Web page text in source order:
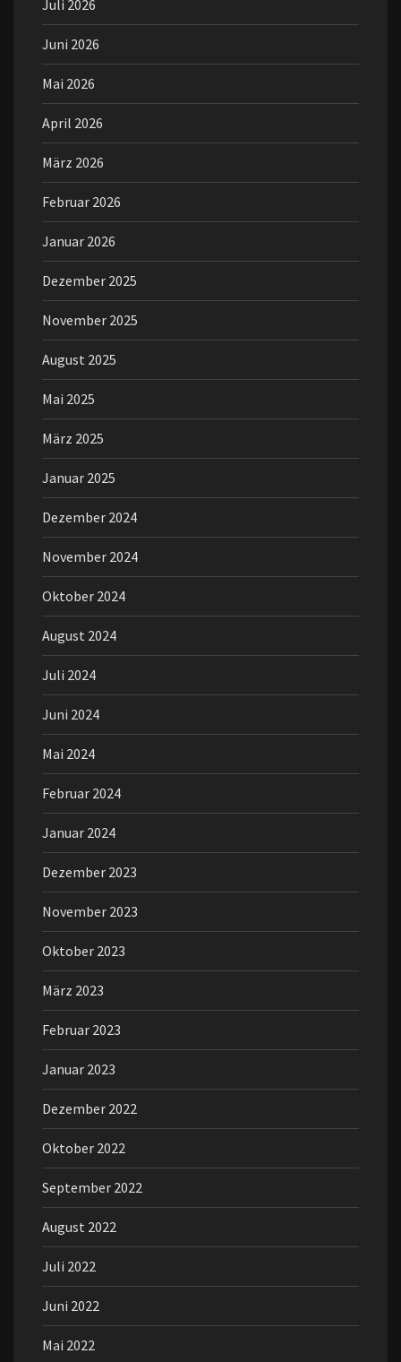
Juli 2026
Juni 2026
Mai 2026
April 2026
März 2026
Februar 2026
Januar 2026
Dezember 2025
November 2025
August 2025
Mai 2025
März 2025
Januar 2025
Dezember 2024
November 2024
Oktober 2024
August 2024
Juli 2024
Juni 2024
Mai 2024
Februar 2024
Januar 2024
Dezember 2023
November 2023
Oktober 2023
März 2023
Februar 2023
Januar 2023
Dezember 2022
Oktober 2022
September 2022
August 2022
Juli 2022
Juni 2022
Mai 2022